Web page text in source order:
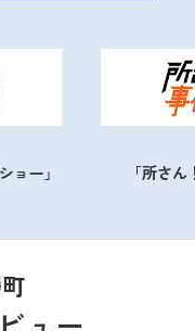
「所さん！事件